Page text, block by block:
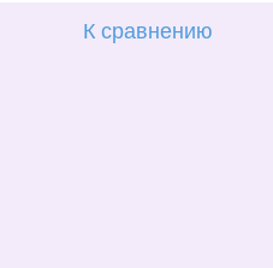
К сравнению